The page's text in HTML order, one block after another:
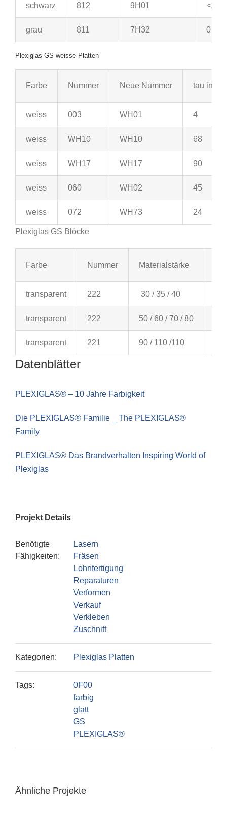
schwarz 812 9H01 <1
grau 811 7H32 0
Plexiglas GS weisse Platten
Farbe Nummer Neue Nummer tau in %
weiss 003 WH01 4
weiss WH10 WH10 68
weiss WH17 WH17 90
weiss 060 WH02 45
weiss 072 WH73 24
Plexiglas GS Blöcke
Farbe Nummer Materialstärke
transparent 222 30 / 35 / 40
transparent 222 50 / 60 / 70 / 80
transparent 221 90 / 110 /110
Datenblätter
PLEXIGLAS® – 10 Jahre Farbigkeit
Die PLEXIGLAS® Familie _ The PLEXIGLAS®
Family
PLEXIGLAS® Das Brandverhalten Inspiring World of
Plexiglas
Projekt Details
Benötigte
Fähigkeiten:
Lasern
Fräsen
Lohnfertigung
Reparaturen
Verformen
Verkauf
Verkleben
Zuschnitt
Kategorien: Plexiglas Platten
Tags:
0F00
farbig
glatt
GS
PLEXIGLAS®
Ähnliche Projekte